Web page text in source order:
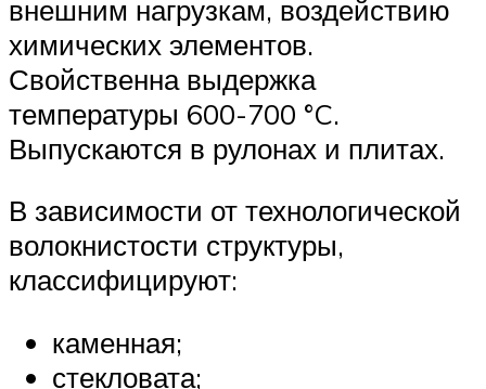
внешним нагрузкам, воздействию
химических элементов.
Свойственна выдержка
температуры 600-700 °C.
Выпускаются в рулонах и плитах.
В зависимости от технологической
волокнистости структуры,
классифицируют:
каменная;
стекловата;